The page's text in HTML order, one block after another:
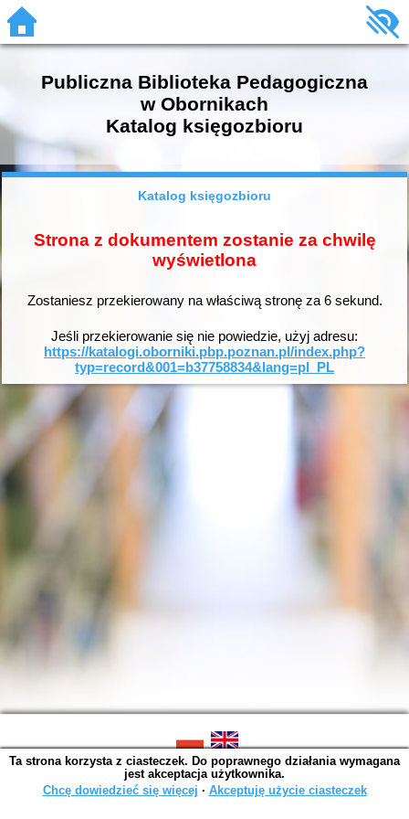
Publiczna Biblioteka Pedagogiczna
w Obornikach
Katalog księgozbioru
Katalog księgozbioru
Strona z dokumentem zostanie za chwilę
wyświetlona
Zostaniesz przekierowany na właściwą stronę za 6sekund.
Jeśli przekierowanie się nie powiedzie, użyj adresu:
https://katalogi.oborniki.pbp.poznan.pl/index.php?
typ=record&001=b37758834&lang=pl_PL
SOWA OPAC v. 6.11.7 (2026-07-08)
Wygenerowano w 0,0038 s.
Ta strona korzysta z ciasteczek. Do poprawnego działania wymagana
jest akceptacja użytkownika.
Chcę dowiedzieć się więcej ∙ Akceptuję użycie ciasteczek